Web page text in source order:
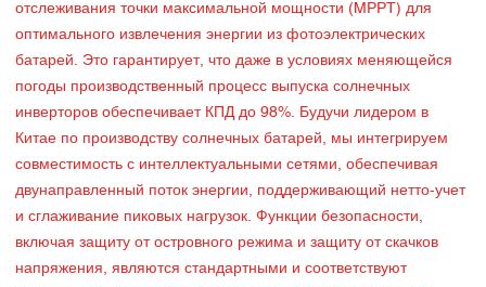
отслеживания точки максимальной мощности (MPPT) для
оптимального извлечения энергии из фотоэлектрических
батарей. Это гарантирует, что даже в условиях меняющейся
погоды производственный процесс выпуска солнечных
инверторов обеспечивает КПД до 98%. Будучи лидером в
Китае по производству солнечных батарей, мы интегрируем
совместимость с интеллектуальными сетями, обеспечивая
двунаправленный поток энергии, поддерживающий нетто-учет
и сглаживание пиковых нагрузок. Функции безопасности,
включая защиту от островного режима и защиту от скачков
напряжения, являются стандартными и соответствуют